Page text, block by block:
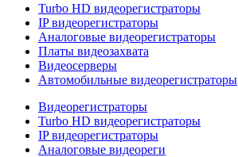
Turbo HD видеорегистраторы
IP видеорегистраторы
Аналоговые видеорегистраторы
Платы видеозахвата
Видеосерверы
Автомобильные видеорегистраторы
Видеорегистраторы
Turbo HD видеорегистраторы
IP видеорегистраторы
Аналоговые видеореги